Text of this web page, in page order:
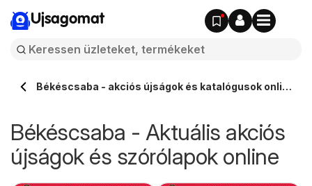
Ujsagomat
Békéscsaba - akciós újságok és katalógusok online
Békéscsaba - Aktuális akciós
újságok és szórólapok online